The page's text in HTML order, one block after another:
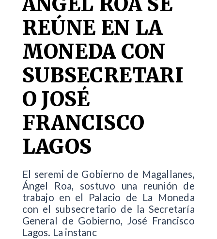
REÚNE EN LA
MONEDA CON
SUBSECRETARI
O JOSÉ
FRANCISCO
LAGOS
El seremi de Gobierno de Magallanes,
Ángel Roa, sostuvo una reunión de
trabajo en el Palacio de La Moneda
con el subsecretario de la Secretaría
General de Gobierno, José Francisco
Lagos. La instanc